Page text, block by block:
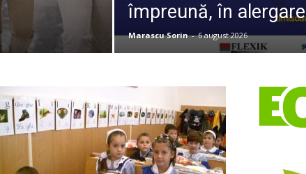
împreună, în alergare
Marascu Sorin - 6 august 2026